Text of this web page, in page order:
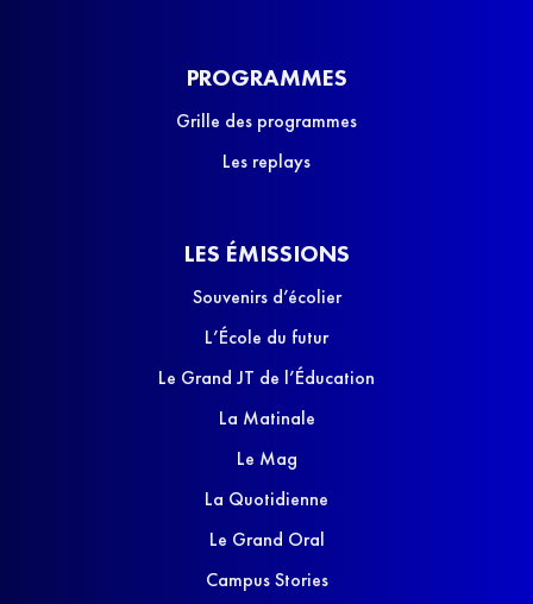
PROGRAMMES
Grille des programmes
Les replays
LES ÉMISSIONS
Souvenirs d’écolier
L’École du futur
Le Grand JT de l’Éducation
La Matinale
Le Mag
La Quotidienne
Le Grand Oral
Campus Stories